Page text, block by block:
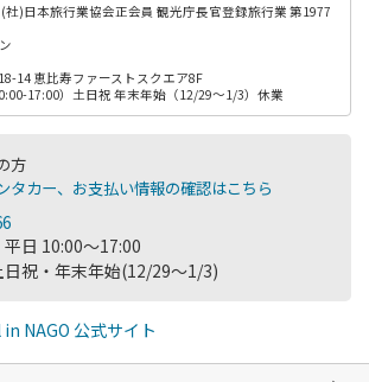
(社)日本旅行業協会正会員 観光庁長官登録旅行業 第1977
14 恵比寿ファーストスクエア8F
17:00）土日祝 年末年始（12/29～1/3）休業
方
タカー、お支払い情報の確認はこちら
日 10:00～17:00
祝・年末年始(12/29～1/3)
NAGO 公式サイト